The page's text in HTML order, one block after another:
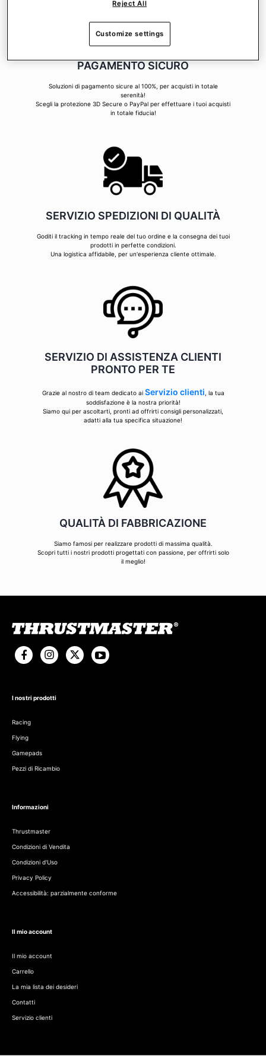
PAGAMENTO SICURO
Soluzioni di pagamento sicure al 100%, per acquisti in totale
serenità!
Scegli la protezione 3D Secure o PayPal per effettuare i tuoi acquisti
in totale fiducia!
SERVIZIO SPEDIZIONI DI QUALITÀ
Goditi il tracking in tempo reale del tuo ordine e la consegna dei tuoi
prodotti in perfette condizioni.
Una logistica affidabile, per un'esperienza cliente ottimale.
SERVIZIO DI ASSISTENZA CLIENTI
PRONTO PER TE
Grazie al nostro di team dedicato ai Servizio clienti , la tua
soddisfazione è la nostra priorità!
Siamo qui per ascoltarti, pronti ad offrirti consigli personalizzati,
adatti alla tua specifica situazione!
QUALITÀ DI FABBRICAZIONE
Siamo famosi per realizzare prodotti di massima qualità.
Scopri tutti i nostri prodotti progettati con passione, per offrirti solo
il meglio!
I nostri prodotti
Racing
Flying
Gamepads
Pezzi di Ricambio
Informazioni
Thrustmaster
Condizioni di Vendita
Condizioni d'Uso
Privacy Policy
Accessibilità: parzialmente conforme
Il mio account
Il mio account
Carrello
La mia lista dei desideri
Contatti
Servizio clienti
Reject All
Customize settings